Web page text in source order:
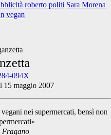
roberto politi Sara Morena
vegan
094X
15 maggio 2007
nei supermercati, bensì non
Fragano